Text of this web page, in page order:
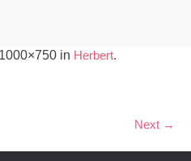
in Herbert.
Next →